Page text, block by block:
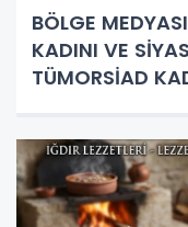
BÖLGE
KADINI VE
TÜMORSİAD